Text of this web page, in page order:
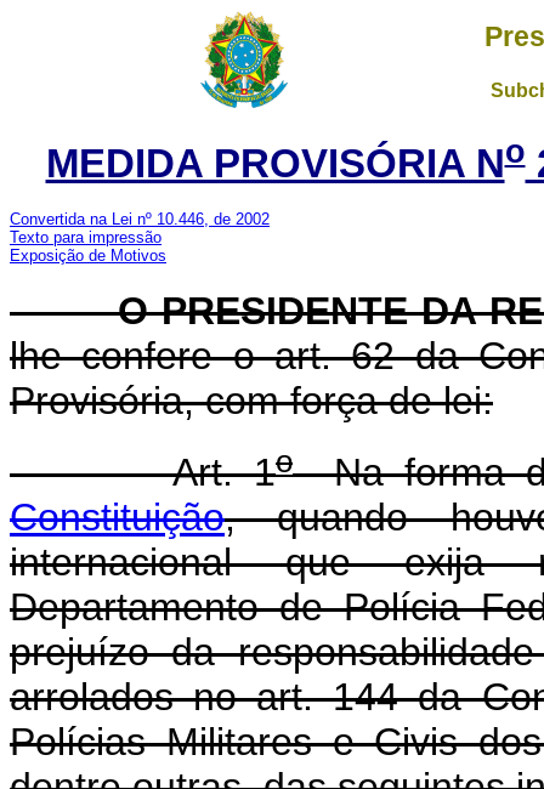
MEDIDA PROVISÓRIA No
Convertida na Lei nº 10.446, de 2002
Texto para impressão
Exposição de Motivos
O PRESIDENTE DA
lhe confere o art. 62 da
Provisória, com força de lei:
Art. 1oNa forma
Constituição, quando
internacional que exija
Departamento de Polícia
prejuízo da
arrolados no art. 144 da
Polícias Militares e Civis